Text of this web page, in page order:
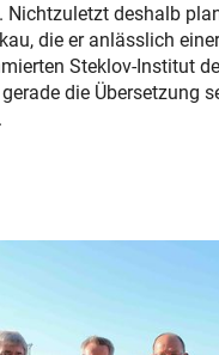
Nichtzuletzt deshalb
die er anlässlich
Steklov-Institut
die Übersetzung